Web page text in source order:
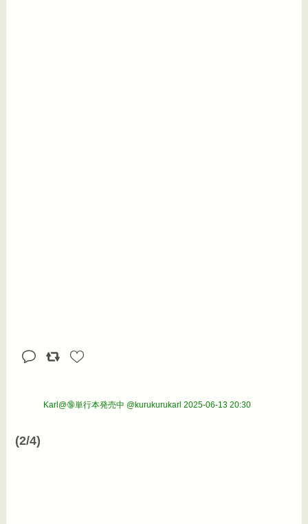
Karl@🔞単行本発売中 @kurukurukarl 2025-06-13 20:30
(2/4)